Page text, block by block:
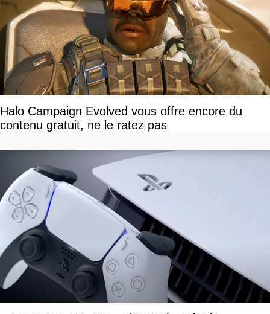
Halo Campaign Evolved vous offre encore du
contenu gratuit, ne le ratez pas